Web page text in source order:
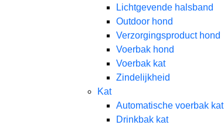
Lichtgevende halsband
Outdoor hond
Verzorgingsproduct hond
Voerbak hond
Voerbak kat
Zindelijkheid
Kat
Automatische voerbak kat
Drinkbak kat